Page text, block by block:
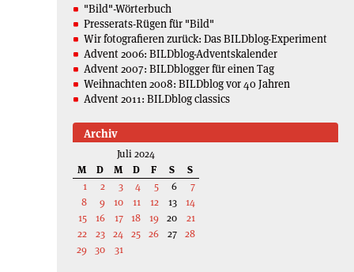
"Bild"-Wörterbuch
Presserats-Rügen für "Bild"
Wir fotografieren zurück: Das BILDblog-Experiment
Advent 2006: BILDblog-Adventskalender
Advent 2007: BILDblogger für einen Tag
Weihnachten 2008: BILDblog vor 40 Jahren
Advent 2011: BILDblog classics
Archiv
Juli 2024
M
D M D F S
S
1
2 3 4 5 6
7
8
9 10 11 12 13
14
15
16 17 18 19 20
21
22
23 24 25 26 27 28
29 30 31